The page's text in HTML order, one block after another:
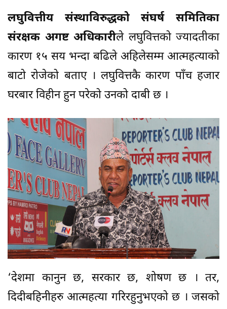
लघुवित्तीय संस्थाविरुद्धको संघर्ष समितिका
संरक्षक अगष्ट अधिकारीले लघुवित्तको ज्यादतीका
कारण १५ सय भन्दा बढिले अहिलेसम्म आत्महत्याको
बाटो रोजेको बताए । लघुवित्तकै कारण पाँच हजार
घरबार विहीन हुन परेको उनको दाबी छ ।
‘देशमा कानुन छ, सरकार छ, शोषण छ । तर,
दिदीबहिनीहरु आत्महत्या गरिरहुनुभएको छ । जसको